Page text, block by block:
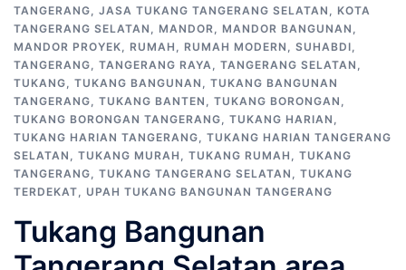
TANGERANG, JASA TUKANG TANGERANG SELATAN , KOTA
TANGERANG SELATAN , MANDOR, MANDOR BANGUNAN ,
MANDOR PROYEK, RUMAH , RUMAH MODERN , SUHABDI,
TANGERANG, TANGERANG RAYA, TANGERANG SELATAN ,
TUKANG, TUKANG BANGUNAN , TUKANG BANGUNAN
TANGERANG, TUKANG BANTEN , TUKANG BORONGAN ,
TUKANG BORONGAN TANGERANG, TUKANG HARIAN ,
TUKANG HARIAN TANGERANG, TUKANG HARIAN TANGERANG
SELATAN , TUKANG MURAH , TUKANG RUMAH , TUKANG
TANGERANG, TUKANG TANGERANG SELATAN , TUKANG
TERDEKAT, UPAH TUKANG BANGUNAN TANGERANG
Tukang Bangunan